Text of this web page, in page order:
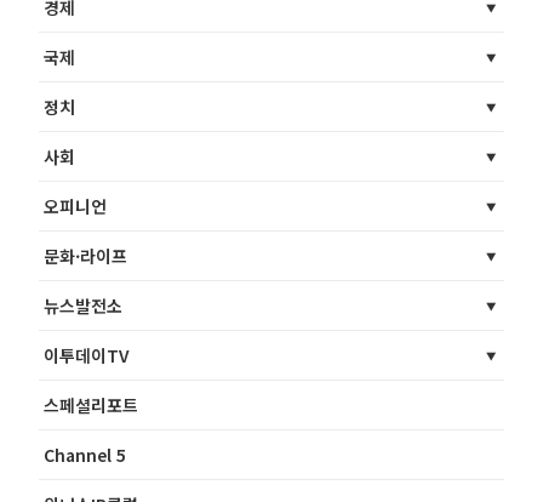
경제
국제
정치
사회
오피니언
문화·라이프
뉴스발전소
이투데이TV
스페셜리포트
Channel 5